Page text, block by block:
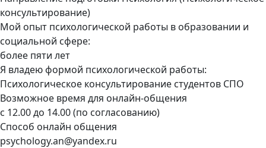
консультирование)
Мой опыт психологической работы в образовании и
социальной сфере:
более пяти лет
Я владею формой психологической работы:
Психологическое консультирование студентов СПО
Возможное время для онлайн-общения
с 12.00 до 14.00 (по согласованию)
Способ онлайн общения
psychology.an@yandex.ru